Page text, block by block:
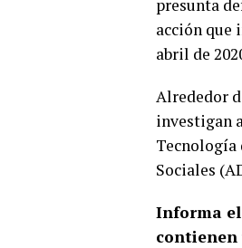
presunta
acción que
abril de
Alrededor
investigan
Tecnología
Sociales
Informa
contienen